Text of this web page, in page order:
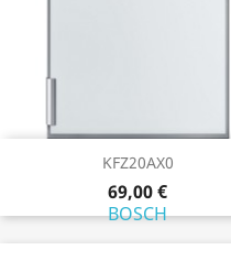
KFZ20AX0
69,00 €
BOSCH